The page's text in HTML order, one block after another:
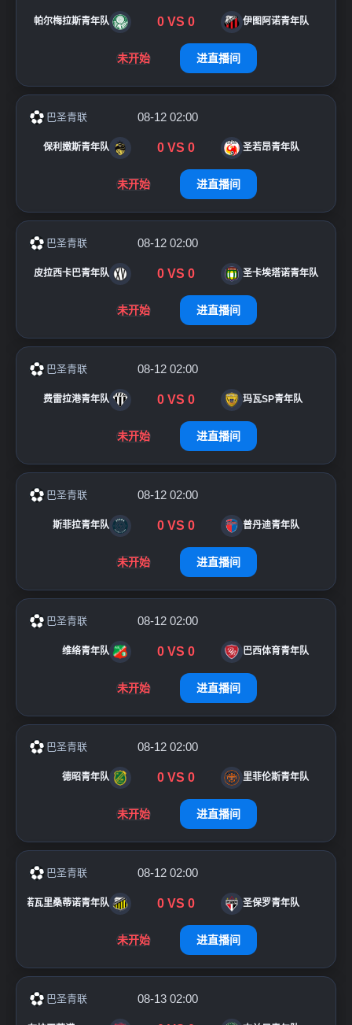
帕尔梅拉斯青年队 0 VS 0 伊图阿诺青年队
未开始 进直播间
巴圣青联 08-12 02:00
保利嫩斯青年队 0 VS 0 圣若昂青年队
未开始 进直播间
巴圣青联 08-12 02:00
皮拉西卡巴青年队 0 VS 0 圣卡埃塔诺青年队
未开始 进直播间
巴圣青联 08-12 02:00
费雷拉港青年队 0 VS 0 玛瓦SP青年队
未开始 进直播间
巴圣青联 08-12 02:00
斯菲拉青年队 0 VS 0 普丹迪青年队
未开始 进直播间
巴圣青联 08-12 02:00
维络青年队 0 VS 0 巴西体育青年队
未开始 进直播间
巴圣青联 08-12 02:00
德昭青年队 0 VS 0 里菲伦斯青年队
未开始 进直播间
巴圣青联 08-12 02:00
诺瓦里桑蒂诺青年队 0 VS 0 圣保罗青年队
未开始 进直播间
巴圣青联 08-13 02:00